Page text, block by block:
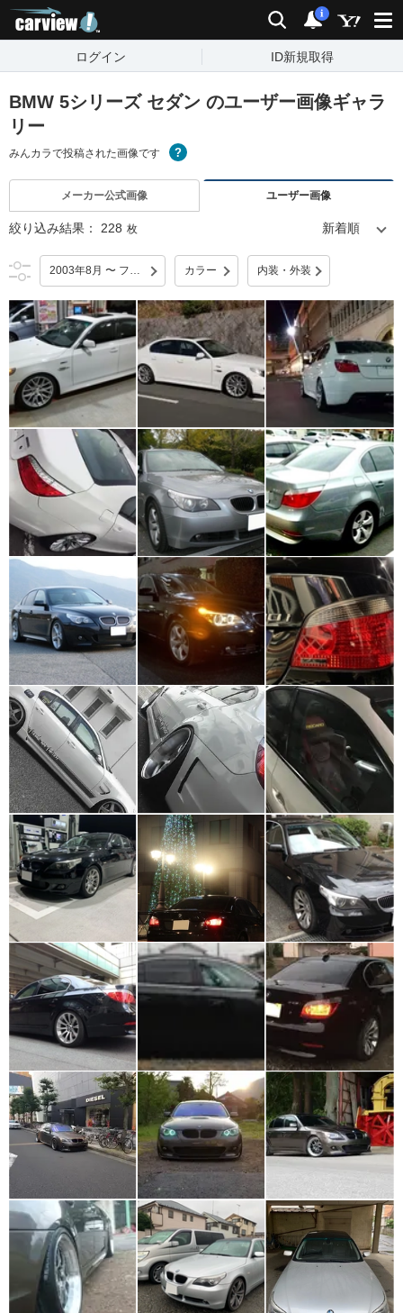
検索 通知
i
ログイン ID新規取得
BMW 5シリーズ セダン のユーザー画像ギャラ
リー
みんカラで投稿された画像です
メーカー公式画像 ユーザー画像
絞り込み結果： 228 枚
2003年8月 〜 フルモデルチェンジ カラー 内装・外装